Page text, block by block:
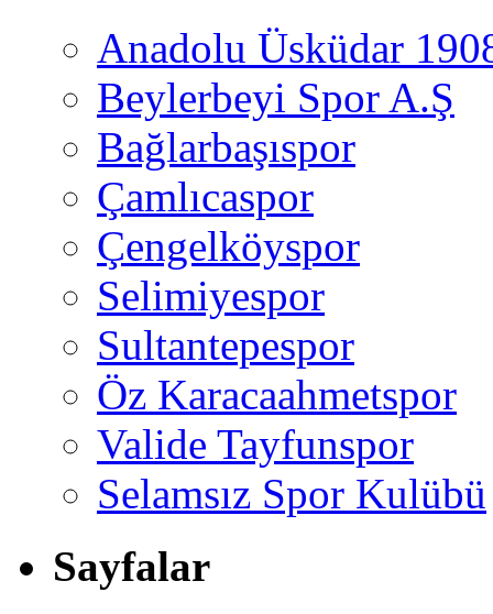
Anadolu Üsküdar
Beylerbeyi Spor A.Ş
Bağlarbaşıspor
Çamlıcaspor
Çengelköyspor
Selimiyespor
Sultantepespor
Öz Karacaahmetspor
Valide Tayfunspor
Selamsız Spor Kulübü
Sayfalar